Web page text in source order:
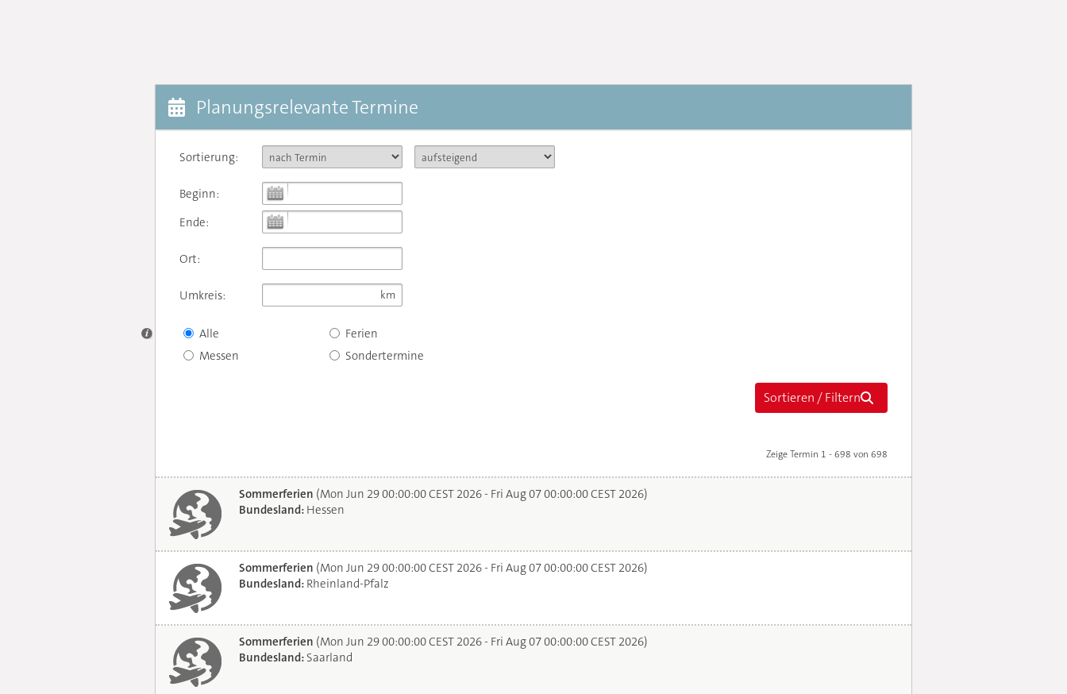
Planungsrelevante Termine
Sortierung:
Beginn:
Ende:
Ort:
Umkreis:
Alle
Messen
Ferien
Sondertermine
Zeige Termin 1 - 698 von 698
Sommerferien (Mon Jun 29 00:00:00 CEST 2026 - Fri Aug 07 00:00:00 CEST 2026)
Bundesland: Hessen
Sommerferien (Mon Jun 29 00:00:00 CEST 2026 - Fri Aug 07 00:00:00 CEST 2026)
Bundesland: Rheinland-Pfalz
Sommerferien (Mon Jun 29 00:00:00 CEST 2026 - Fri Aug 07 00:00:00 CEST 2026)
Bundesland: Saarland